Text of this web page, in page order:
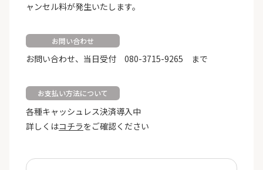
ャンセル料が発生いたします。
お問い合わせ
お問い合わせ、当日受付 080-3715-9265 まで
お支払い方法について
各種キャッシュレス決済導入中
詳しくはコチラをご確認ください